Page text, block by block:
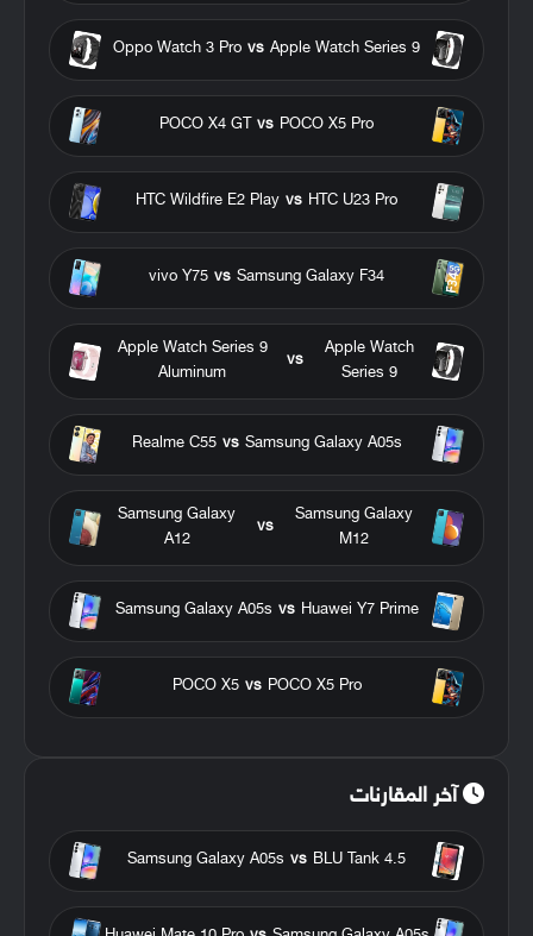
Apple Watch Series 9
vs
Oppo Watch 3 Pro
POCO X5 Pro
vs
POCO X4 GT
HTC U23 Pro
vs
HTC Wildfire E2 Play
Samsung Galaxy F34
vs
vivo Y75
Apple Watch
Series 9
vs
Apple Watch Series 9
Aluminum
Samsung Galaxy A05s
vs
Realme C55
Samsung Galaxy
M12
vs
Samsung Galaxy
A12
Huawei Y7 Prime
vs
Samsung Galaxy A05s
POCO X5 Pro
vs
POCO X5
آخر المقارنات
BLU Tank 4.5
vs
Samsung Galaxy A05s